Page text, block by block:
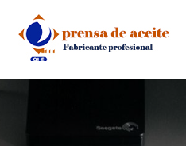
content